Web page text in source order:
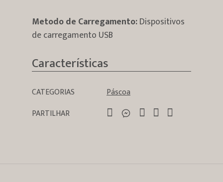
Metodo de Carregamento:Dispositivos
de carregamento USB
Características
CATEGORIAS
Páscoa
PARTILHAR